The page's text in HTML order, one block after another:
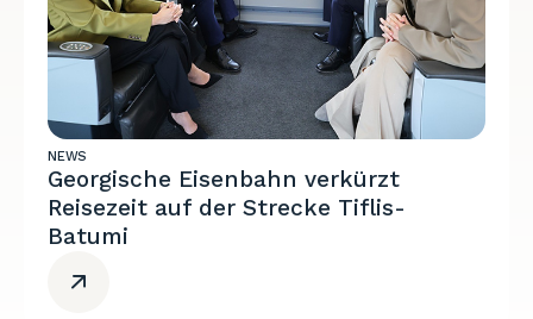
NEWS
Georgische Eisenbahn verkürzt
Reisezeit auf der Strecke Tiflis-
Batumi